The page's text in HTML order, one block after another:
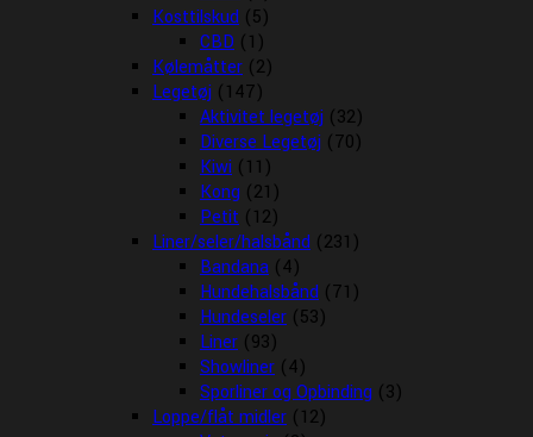
Kosttilskud (5)
CBD (1)
Kølemåtter (2)
Legetøj (147)
Aktivitet legetøj (32)
Diverse Legetøj (70)
Kiwi (11)
Kong (21)
Petit (12)
Liner/seler/halsbånd (231)
Bandana (4)
Hundehalsbånd (71)
Hundeseler (53)
Liner (93)
Showliner (4)
Sporliner og Opbinding (3)
Loppe/flåt midler (12)